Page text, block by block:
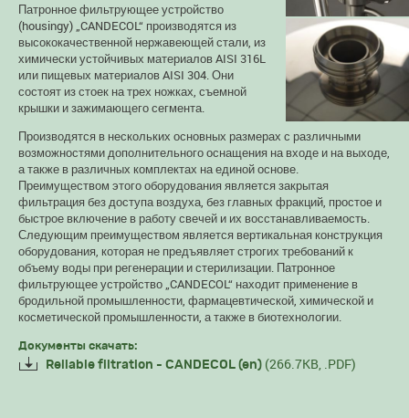
Патронное фильтрующее устройство
(housingy) „CANDECOL“ производятся из
высококачественной нержавеющей стали, из
химически устойчивых материалов AISI 316L
или пищевых материалов AISI 304. Они
состоят из стоек на трех ножках, съемной
крышки и зажимающего сегмента.
Производятся в нескольких основных размерах с различными
возможностями дополнительного оснащения на входе и на выходе,
а также в различных комплектах на единой основе.
Преимуществом этого оборудования является закрытая
фильтрация без доступа воздуха, без главных фракций, простое и
быстрое включение в работу свечей и их восстанавливаемость.
Следующим преимуществом является вертикальная конструкция
оборудования, которая не предъявляет строгих требований к
объему воды при регенерации и стерилизации. Патронное
фильтрующее устройство „CANDECOL“ находит применение в
бродильной промышленности, фармацевтической, химической и
косметической промышленности, а также в биотехнологии.
Документы скачать:
Reliable filtration - CANDECOL (en) (266.7KB, .PDF)